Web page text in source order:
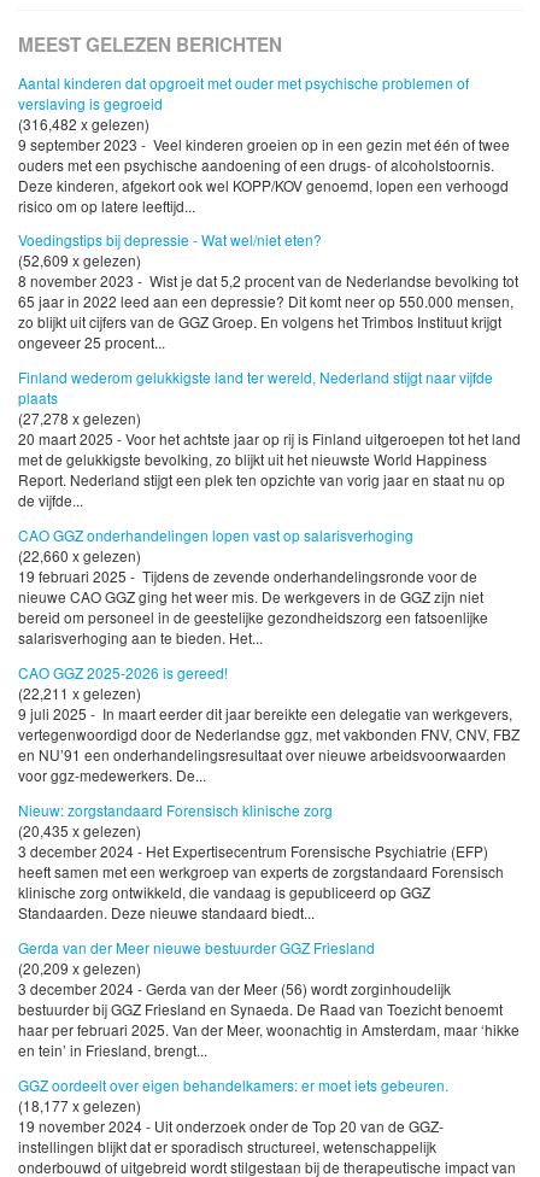
MEEST GELEZEN BERICHTEN
Aantal kinderen dat opgroeit met ouder met psychische problemen of
verslaving is gegroeid
(316,482 x gelezen)
9 september 2023 - Veel kinderen groeien op in een gezin met één of twee
ouders met een psychische aandoening of een drugs- of alcoholstoornis.
Deze kinderen, afgekort ook wel KOPP/KOV genoemd, lopen een verhoogd
risico om op latere leeftijd...
Voedingstips bij depressie - Wat wel/niet eten?
(52,609 x gelezen)
8 november 2023 - Wist je dat 5,2 procent van de Nederlandse bevolking tot
65 jaar in 2022 leed aan een depressie? Dit komt neer op 550.000 mensen,
zo blijkt uit cijfers van de GGZ Groep. En volgens het Trimbos Instituut krijgt
ongeveer 25 procent...
Finland wederom gelukkigste land ter wereld, Nederland stijgt naar vijfde
plaats
(27,278 x gelezen)
20 maart 2025 - Voor het achtste jaar op rij is Finland uitgeroepen tot het land
met de gelukkigste bevolking, zo blijkt uit het nieuwste World Happiness
Report. Nederland stijgt een plek ten opzichte van vorig jaar en staat nu op
de vijfde...
CAO GGZ onderhandelingen lopen vast op salarisverhoging
(22,660 x gelezen)
19 februari 2025 - Tijdens de zevende onderhandelingsronde voor de
nieuwe CAO GGZ ging het weer mis. De werkgevers in de GGZ zijn niet
bereid om personeel in de geestelijke gezondheidszorg een fatsoenlijke
salarisverhoging aan te bieden. Het...
CAO GGZ 2025-2026 is gereed!
(22,211 x gelezen)
9 juli 2025 - In maart eerder dit jaar bereikte een delegatie van werkgevers,
vertegenwoordigd door de Nederlandse ggz, met vakbonden FNV, CNV, FBZ
en NU’91 een onderhandelingsresultaat over nieuwe arbeidsvoorwaarden
voor ggz-medewerkers. De...
Nieuw: zorgstandaard Forensisch klinische zorg
(20,435 x gelezen)
3 december 2024 - Het Expertisecentrum Forensische Psychiatrie (EFP)
heeft samen met een werkgroep van experts de zorgstandaard Forensisch
klinische zorg ontwikkeld, die vandaag is gepubliceerd op GGZ
Standaarden. Deze nieuwe standaard biedt...
Gerda van der Meer nieuwe bestuurder GGZ Friesland
(20,209 x gelezen)
3 december 2024 - Gerda van der Meer (56) wordt zorginhoudelijk
bestuurder bij GGZ Friesland en Synaeda. De Raad van Toezicht benoemt
haar per februari 2025. Van der Meer, woonachtig in Amsterdam, maar ‘hikke
en tein’ in Friesland, brengt...
GGZ oordeelt over eigen behandelkamers: er moet iets gebeuren.
(18,177 x gelezen)
19 november 2024 - Uit onderzoek onder de Top 20 van de GGZ-
instellingen blijkt dat er sporadisch structureel, wetenschappelijk
onderbouwd of uitgebreid wordt stilgestaan bij de therapeutische impact van